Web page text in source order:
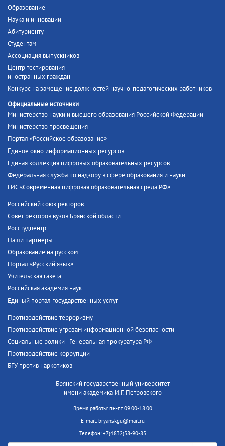
Образование
Наука и инновации
Абитуриенту
Студентам
Ассоциация выпускников
Центр тестирования
иностранных граждан
Конкурс на замещение должностей научно-педагогических работников
Официальные источники
Министерство науки и высшего образования Российской Федерации
Министерство просвещения
Портал «Российское образование»
Единое окно информационных ресурсов
Единая коллекция цифровых образовательных ресурсов
Федеральная служба по надзору в сфере образования и науки
ГИС «Современная цифровая образовательная среда РФ»
Российский союз ректоров
Совет ректоров вузов Брянской области
Росстудцентр
Наши партнёры
Образование на русском
Портал «Русский язык»
Учительская газета
Российская академия наук
Единый портал государственных услуг
Противодействие терроризму
Противодействие угрозам информационной безопасности
Социальные ролики - Генеральная прокуратура РФ
Противодействие коррупции
БГУ против наркотиков
Брянский государственный университет
имени академика И.Г. Петровского
Время работы: пн-пт 09:00-18:00
E-mail: bryanskgu@mail.ru
Телефон: +7(4832)58-90-85